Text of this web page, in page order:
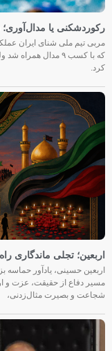
رکوردشکنی یا مدال‌آوری؛
مربی تیم ملی شنای ایران
که با کسب ۹ مدال
کرد.
اربعین؛ تجلی ماندگاری
اربعین حسینی، یادآور حماسه
مسیر دفاع از حقیقت، عزت
شجاعت و بصیرت مثال‌زدنی،